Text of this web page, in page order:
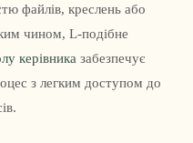
файлів, креслень або
чином, L-подібне
керівника забезпечує
з легким доступом до